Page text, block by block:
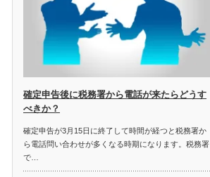
確定申告後に税務署から電話が来たらどうす
べきか？
確定申告が3月15日に終了して時間が経つと税務署か
ら電話問い合わせが多くなる時期になります。税務署
で…